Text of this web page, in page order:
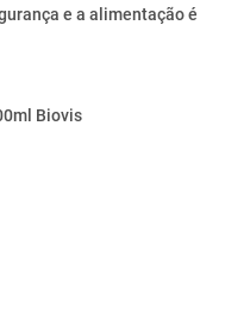
e a alimentação é
Biovis